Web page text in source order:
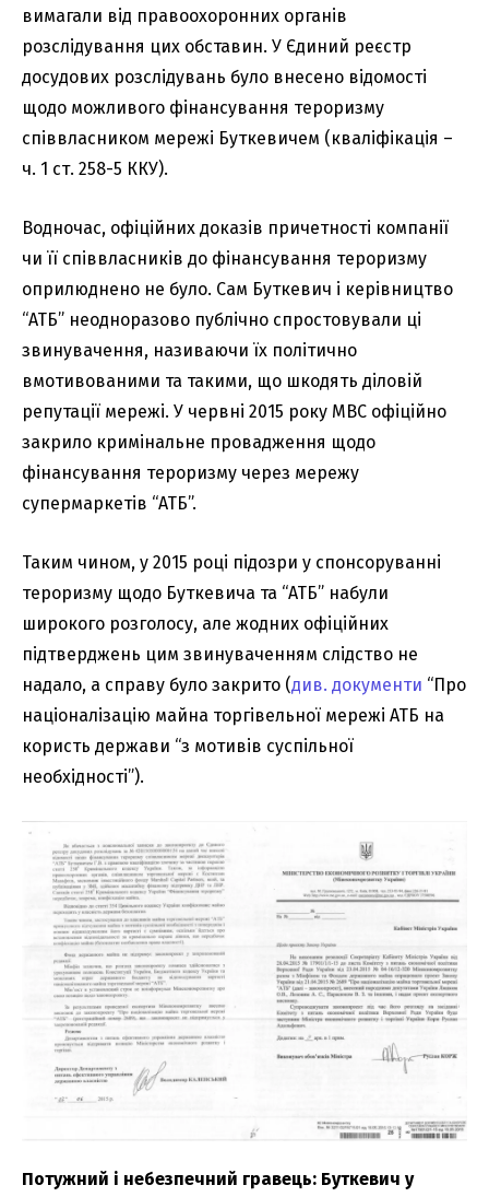
вимагали від правоохоронних органів
розслідування цих обставин. У Єдиний реєстр
досудових розслідувань було внесено відомості
щодо можливого фінансування тероризму
співвласником мережі Буткевичем (кваліфікація –
ч. 1 ст. 258-5 ККУ).
Водночас, офіційних доказів причетності компанії
чи її співвласників до фінансування тероризму
оприлюднено не було. Сам Буткевич і керівництво
“АТБ” неодноразово публічно спростовували ці
звинувачення, називаючи їх політично
вмотивованими та такими, що шкодять діловій
репутації мережі. У червні 2015 року МВС офіційно
закрило кримінальне провадження щодо
фінансування тероризму через мережу
супермаркетів “АТБ”.
Таким чином, у 2015 році підозри у спонсоруванні
тероризму щодо Буткевича та “АТБ” набули
широкого розголосу, але жодних офіційних
підтверджень цим звинуваченням слідство не
надало, а справу було закрито (див. документи “Про
націоналізацію майна торгівельної мережі АТБ на
користь держави “з мотивів суспільної
необхідності”).
Потужний і небезпечний гравець: Буткевич у